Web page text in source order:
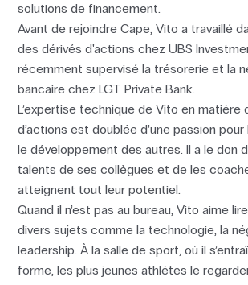
solutions de financement.
Avant de rejoindre Cape, Vito a travaillé
des dérivés d'actions chez UBS
récemment supervisé la trésorerie et la
bancaire chez LGT Private Bank.
L’expertise technique de Vito en matière
d’actions est doublée d’une passion
le développement des autres. Il a le don
talents de ses collègues et de les
atteignent tout leur potentiel.
Quand il n’est pas au bureau, Vito aime
divers sujets comme la technologie, la
leadership. À la salle de sport, où il
forme, les plus jeunes athlètes le